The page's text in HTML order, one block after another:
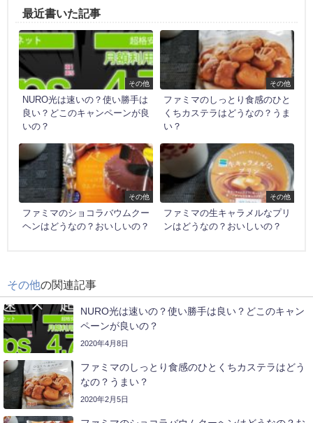
最近書いた記事
その他
NURO光は速いの？使い勝手は
良い？どこのキャンペーンが良
いの？
その他
ファミマのしっとり食感のひと
くちカステラはどうなの？うま
い？
その他
ファミマのショコラバウムクー
ヘンはどうなの？おいしいの？
その他
ファミマの生キャラメルなプリ
ンはどうなの？おいしいの？
その他の関連記事
NURO光は速いの？使い勝手は良い？どこのキャン
ペーンが良いの？
2020年4月8日
ファミマのしっとり食感のひとくちカステラはどう
なの？うまい？
2020年2月5日